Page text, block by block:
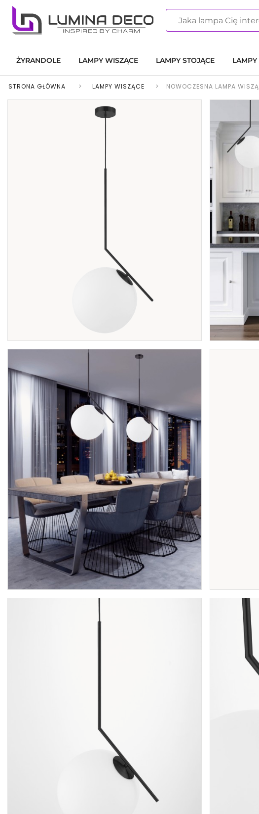
ŻYRANDOLE LAMPY WISZĄCE LAMPY STOJĄCE
STRONA GŁÓWNA > LAMPY WISZĄCE > NOWOCZESNA LAMPA